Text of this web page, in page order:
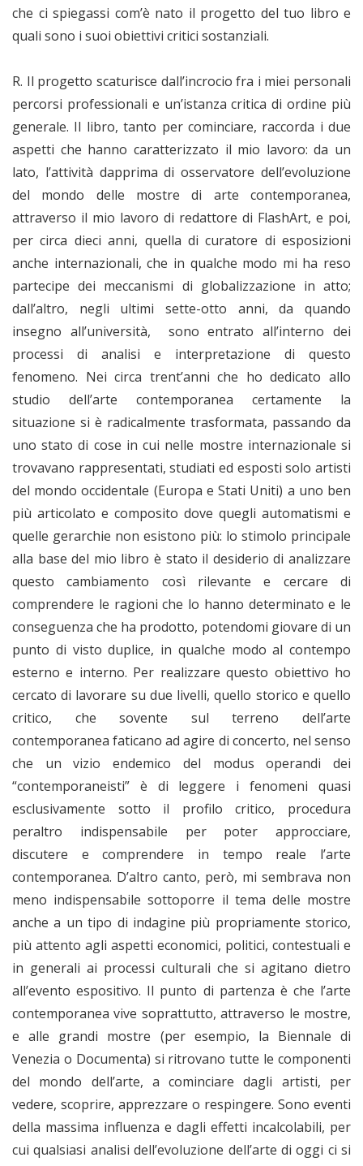
che ci spiegassi com’è nato il progetto del tuo libro e
quali sono i suoi obiettivi critici sostanziali.
R. Il progetto scaturisce dall’incrocio fra i miei personali
percorsi professionali e un’istanza critica di ordine più
generale. Il libro, tanto per cominciare, raccorda i due
aspetti che hanno caratterizzato il mio lavoro: da un
lato, l’attività dapprima di osservatore dell’evoluzione
del mondo delle mostre di arte contemporanea,
attraverso il mio lavoro di redattore di FlashArt, e poi,
per circa dieci anni, quella di curatore di esposizioni
anche internazionali, che in qualche modo mi ha reso
partecipe dei meccanismi di globalizzazione in atto;
dall’altro, negli ultimi sette-otto anni, da quando
insegno all’università, sono entrato all’interno dei
processi di analisi e interpretazione di questo
fenomeno. Nei circa trent’anni che ho dedicato allo
studio dell’arte contemporanea certamente la
situazione si è radicalmente trasformata, passando da
uno stato di cose in cui nelle mostre internazionale si
trovavano rappresentati, studiati ed esposti solo artisti
del mondo occidentale (Europa e Stati Uniti) a uno ben
più articolato e composito dove quegli automatismi e
quelle gerarchie non esistono più: lo stimolo principale
alla base del mio libro è stato il desiderio di analizzare
questo cambiamento così rilevante e cercare di
comprendere le ragioni che lo hanno determinato e le
conseguenza che ha prodotto, potendomi giovare di un
punto di visto duplice, in qualche modo al contempo
esterno e interno. Per realizzare questo obiettivo ho
cercato di lavorare su due livelli, quello storico e quello
critico, che sovente sul terreno dell’arte
contemporanea faticano ad agire di concerto, nel senso
che un vizio endemico del modus operandi dei
“contemporaneisti” è di leggere i fenomeni quasi
esclusivamente sotto il profilo critico, procedura
peraltro indispensabile per poter approcciare,
discutere e comprendere in tempo reale l’arte
contemporanea. D’altro canto, però, mi sembrava non
meno indispensabile sottoporre il tema delle mostre
anche a un tipo di indagine più propriamente storico,
più attento agli aspetti economici, politici, contestuali e
in generali ai processi culturali che si agitano dietro
all’evento espositivo. Il punto di partenza è che l’arte
contemporanea vive soprattutto, attraverso le mostre,
e alle grandi mostre (per esempio, la Biennale di
Venezia o Documenta) si ritrovano tutte le componenti
del mondo dell’arte, a cominciare dagli artisti, per
vedere, scoprire, apprezzare o respingere. Sono eventi
della massima influenza e dagli effetti incalcolabili, per
cui qualsiasi analisi dell’evoluzione dell’arte di oggi ci si